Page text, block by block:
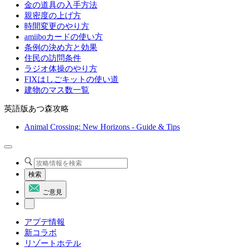
金の道具の入手方法
親密度の上げ方
時間変更のやり方
amiiboカードの使い方
条例の決め方と効果
住民の訪問条件
ラジオ体操のやり方
FIXはしごキットの使い道
建物のマス数一覧
英語版あつ森攻略
Animal Crossing: New Horizons - Guide & Tips
検索
ご意見
アプデ情報
新コラボ
リゾートホテル